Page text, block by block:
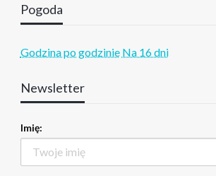
Pogoda
Godzina po godzinie Na 16 dni
Newsletter
Imię: